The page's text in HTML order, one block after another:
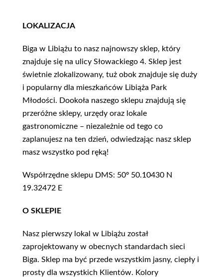
LOKALIZACJA
Biga w Libiążu to nasz najnowszy sklep, który
znajduje się na ulicy Słowackiego 4. Sklep jest
świetnie zlokalizowany, tuż obok znajduje się duży
i popularny dla mieszkańców Libiąża Park
Młodości. Dookoła naszego sklepu znajdują się
przeróżne sklepy, urzędy oraz lokale
gastronomiczne – niezależnie od tego co
zaplanujesz na ten dzień, odwiedzając nasz sklep
masz wszystko pod ręką!
Współrzędne sklepu DMS: 50º 50.10430 N
19.32472 E
O SKLEPIE
Nasz pierwszy lokal w Libiążu został
zaprojektowany w obecnych standardach sieci
Biga. Sklep ma być przede wszystkim jasny, ciepły i
prosty dla wszystkich Klientów. Kolory